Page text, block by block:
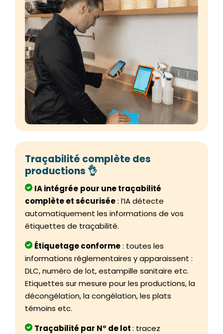
Traçabilité complète des
productions 👌
IA intégrée pour une traçabilité
complète et sécurisée: l’IA détecte
automatiquement les informations de vos
étiquettes de traçabilité.
Étiquetage conforme: toutes les
informations réglementaires y apparaissent :
DLC, numéro de lot, estampille sanitaire etc.
Etiquettes sur mesure pour les productions, la
décongélation, la congélation, les plats
témoins etc.
Traçabilité par N° de lot: tracez